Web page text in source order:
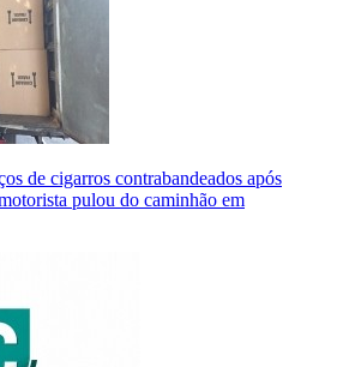
de cigarros contrabandeados após
pulou do caminhão em